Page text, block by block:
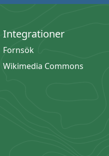
Integrationer
Fornsök
Wikimedia Commons